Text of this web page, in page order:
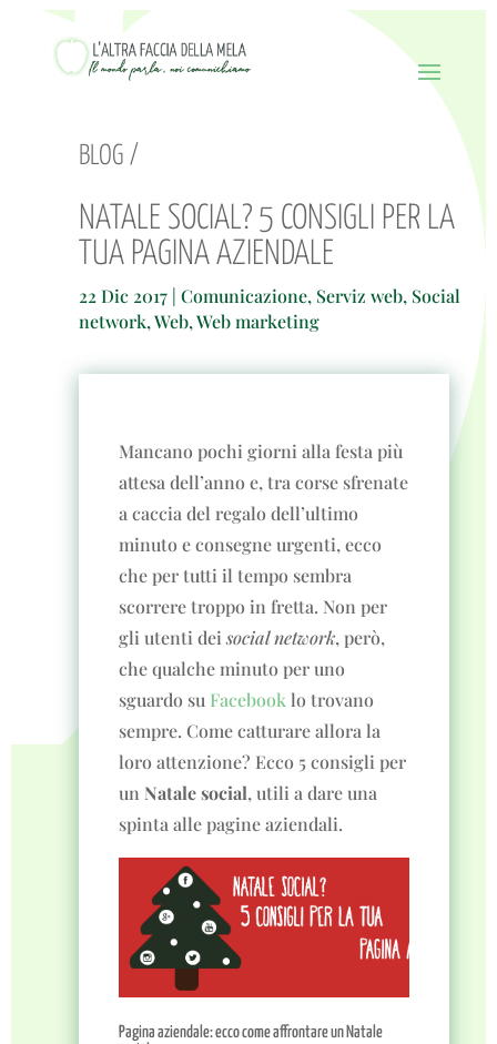
BLOG /
NATALE SOCIAL? 5 CONSIGLI PER LA
TUA PAGINA AZIENDALE
22 Dic 2017 |Comunicazione, Serviz web, Social
network,Web,Web marketing
Mancano pochi giorni alla festa più
attesa dell’anno e, tra corse sfrenate
a caccia del regalo dell’ultimo
minuto e consegne urgenti, ecco
che per tutti il tempo sembra
scorrere troppo in fretta. Non per
gli utenti deisocial network, però,
che qualche minuto per uno
sguardo su Facebook lo trovano
sempre. Come catturare allora la
loro attenzione? Ecco 5 consigli per
un Natale social, utili a dare una
spinta alle pagine aziendali.
Pagina aziendale: ecco come affrontare un Natale